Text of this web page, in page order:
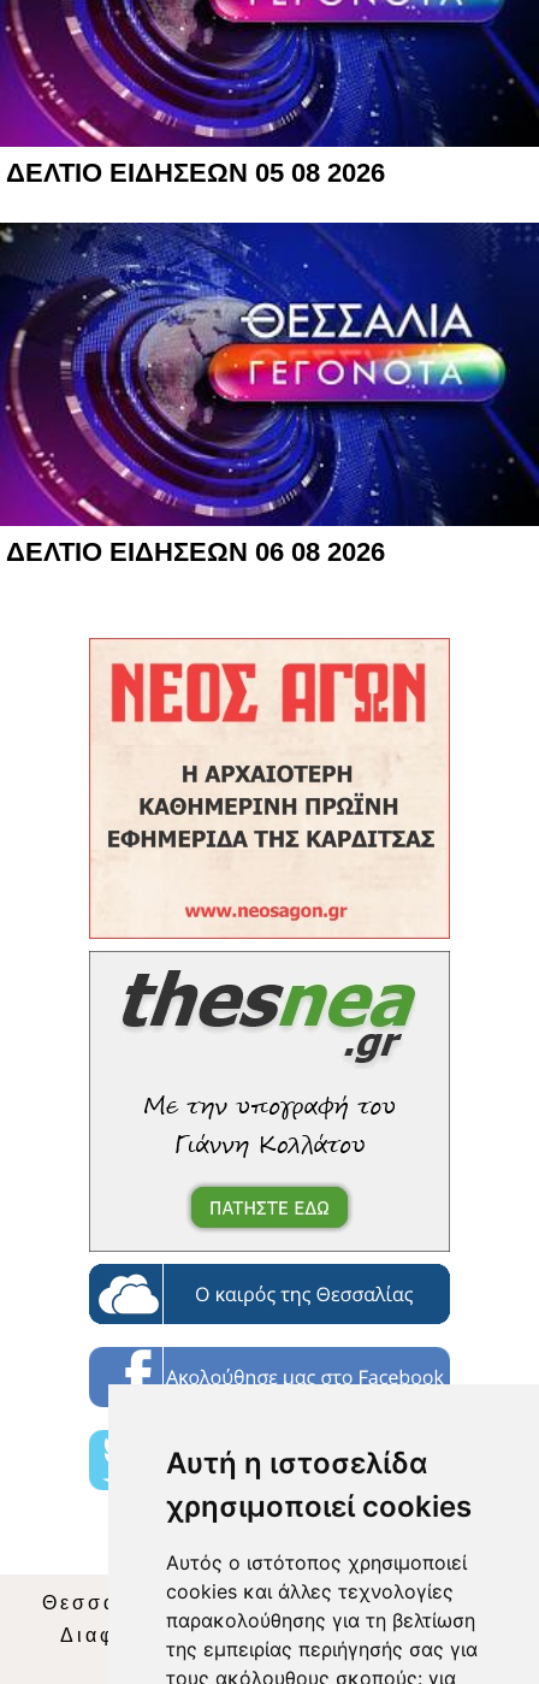
Αυτή η ιστοσελίδα
χρησιμοποιεί cookies
Αυτός ο ιστότοπος χρησιμοποιεί
cookies και άλλες τεχνολογίες
παρακολούθησης για τη βελτίωση
της εμπειρίας περιήγησής σας για
τους ακόλουθους σκοπούς: για
ΔΕΛΤΙΟ ΕΙΔΗΣΕΩΝ 05 08 2026
ΔΕΛΤΙΟ ΕΙΔΗΣΕΩΝ 06 08 2026
Θεσσαλία Τηλεόραση|SNG Services
Διαφήμιση | Όροι Χρήσης |Δήλωση
Απορρήτου | Περιεχόμενο